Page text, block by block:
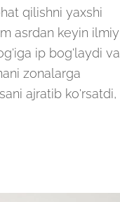
qilishni yaxshi
asrdan keyin ilmiy
ip bog'laydi va
zonalarga
ajratib ko'rsatdi,